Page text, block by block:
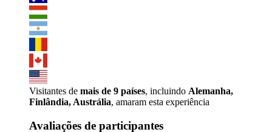
Visitantes de mais de 9 países, incluindo Alemanha,
Finlândia, Austrália, amaram esta experiência
Avaliações de participantes